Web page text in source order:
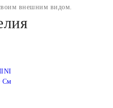
внешним видом.
См